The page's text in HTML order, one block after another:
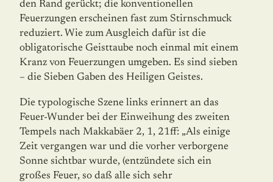
den Rand gerückt; die konventionellen
Feuerzungen erscheinen fast zum Stirnschmuck
reduziert. Wie zum Ausgleich dafür ist die
obligato­rische Geisttaube noch einmal mit einem
Kranz von Feuerzungen umgeben. Es sind sieben
– die Sieben Gaben des Heiligen Geistes.
Die typologische Szene links erinnert an das
Feuer-Wunder bei der Einweihung des zweiten
Tempels nach Makkabäer 2, 1, 21ff: „Als einige
Zeit vergangen war und die vorher verborgene
Sonne sichtbar wurde, (entzündete sich ein
großes Feuer, so daß alle sich sehr